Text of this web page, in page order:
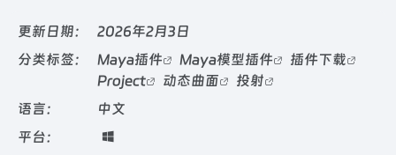
更新日期：
2026年2月3日
分类标签：
Maya插件 Maya模型插件
插件下载
Project
动态曲面
投射
语言：
中文
平台：